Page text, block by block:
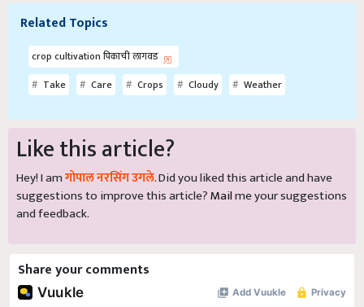
Related Topics
crop cultivation पिकाची लागवड
Take
Care Crops Cloudy Weather
Like this article?
Hey! I amगोपाल नरसिंग उगले. Did you liked this article and have
suggestions to improve this article?Mailme your suggestions
and feedback.
Share your comments